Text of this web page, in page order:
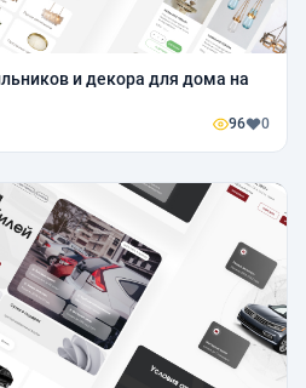
и декора для дома на
96 0